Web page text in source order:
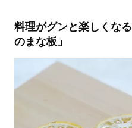
料理がグンと楽しくな
のまな板」